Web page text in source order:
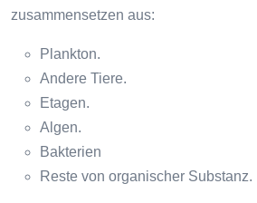
zusammensetzen aus:
Plankton.
Andere Tiere.
Etagen.
Algen.
Bakterien
Reste von organischer Substanz.